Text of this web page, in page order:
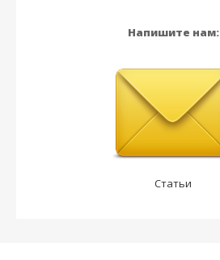
Напишите нам:
Статьи